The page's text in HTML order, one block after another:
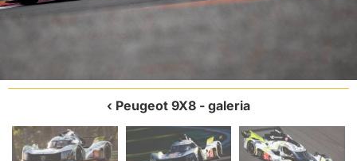
Peugeot 9X8 - galeria